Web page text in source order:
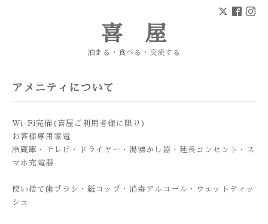
喜 屋
泊まる・食べる・交流する
アメニティについて
Wi-Fi完備(喜屋ご利用者様に限り)
お客様専用家電
冷蔵庫・テレビ・ドライヤー・湯沸かし器・延長コンセント・ス
マホ充電器
使い捨て歯ブラシ・紙コップ・消毒アルコール・ウェットティッ
シュ